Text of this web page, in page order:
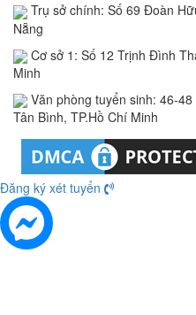
Trụ sở chính: Số 69 Đoàn
Nẵng
Cơ sở 1: Số 12 Trịnh Đình
Minh
Văn phòng tuyển sinh: 46-
Tân Bình, TP.Hồ Chí Minh
Đăng ký xét tuyển